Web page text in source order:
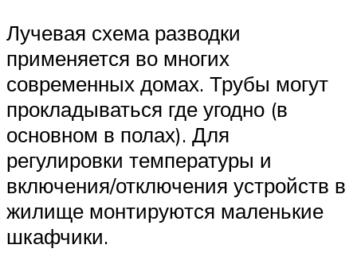
Лучевая схема разводки
применяется во многих
современных домах. Трубы могут
прокладываться где угодно (в
основном в полах). Для
регулировки температуры и
включения/отключения устройств в
жилище монтируются маленькие
шкафчики.